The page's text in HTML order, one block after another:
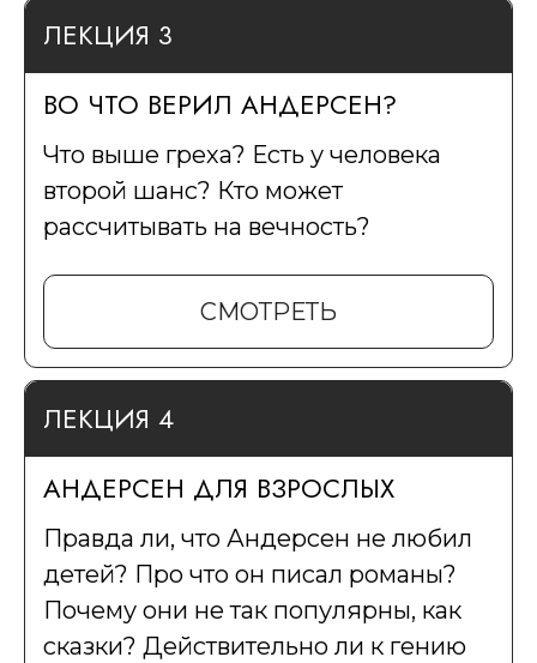
ЛЕКЦИЯ 3
ВО ЧТО ВЕРИЛ АНДЕРСЕН?
Что выше греха? Есть у человека
второй шанс? Кто может
рассчитывать на вечность?
СМОТРЕТЬ
ЛЕКЦИЯ 4
АНДЕРСЕН ДЛЯ ВЗРОСЛЫХ
Правда ли, что Андерсен не любил
детей? Про что он писал романы?
Почему они не так популярны, как
сказки? Действительно ли к гению